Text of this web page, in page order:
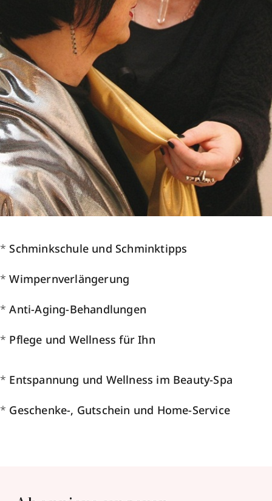
* Schminkschule und Schminktipps
*Wimpernverlängerung
*Anti-Aging-Behandlungen
* Pflege und Wellness für Ihn
* Entspannung und Wellness im Beauty-Spa
* Geschenke-, Gutschein und Home-Service